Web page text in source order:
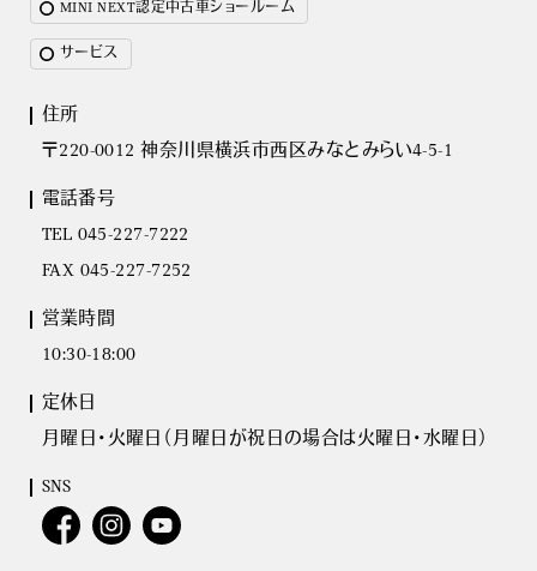
MINI NEXT認定中古車ショールーム
サービス
住所
〒220-0012 神奈川県横浜市西区みなとみらい4-5-1
電話番号
TEL 045-227-7222
FAX 045-227-7252
営業時間
10:30-18:00
定休日
月曜日･火曜日（月曜日が祝日の場合は火曜日･水曜日）
SNS